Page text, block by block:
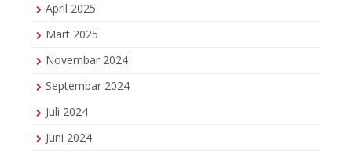
April 2025
Mart 2025
Novembar 2024
Septembar 2024
Juli 2024
Juni 2024